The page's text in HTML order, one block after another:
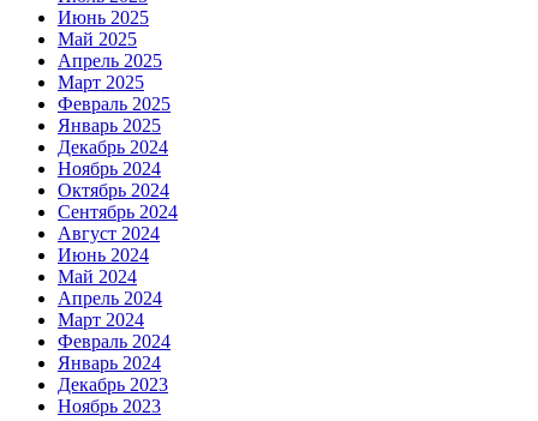
Июнь 2025
Май 2025
Апрель 2025
Март 2025
Февраль 2025
Январь 2025
Декабрь 2024
Ноябрь 2024
Октябрь 2024
Сентябрь 2024
Август 2024
Июнь 2024
Май 2024
Апрель 2024
Март 2024
Февраль 2024
Январь 2024
Декабрь 2023
Ноябрь 2023